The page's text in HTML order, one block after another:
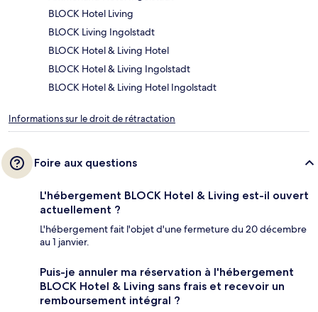
BLOCK Hotel Living
BLOCK Living Ingolstadt
BLOCK Hotel & Living Hotel
BLOCK Hotel & Living Ingolstadt
BLOCK Hotel & Living Hotel Ingolstadt
Informations sur le droit de rétractation
Foire aux questions
L'hébergement BLOCK Hotel & Living est-il ouvert
actuellement ?
L'hébergement fait l'objet d'une fermeture du 20 décembre
au 1 janvier.
Puis-je annuler ma réservation à l'hébergement
BLOCK Hotel & Living sans frais et recevoir un
remboursement intégral ?